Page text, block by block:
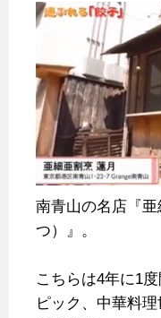
南青山の名店『
つ）』。
こちらは4年に1
ピック、中華料